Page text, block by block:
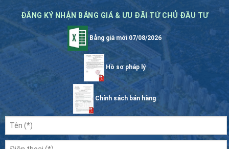
ĐĂNG KÝ NHẬN BẢNG GIÁ & ƯU ĐÃI TỪ CHỦ ĐẦU TƯ
Bảng giá mới 07/08/2026
Hồ sơ pháp lý
Chính sách bán hàng